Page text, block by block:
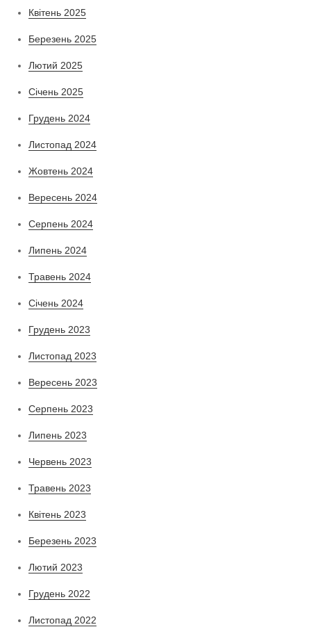
Квітень 2025
Березень 2025
Лютий 2025
Січень 2025
Грудень 2024
Листопад 2024
Жовтень 2024
Вересень 2024
Серпень 2024
Липень 2024
Травень 2024
Січень 2024
Грудень 2023
Листопад 2023
Вересень 2023
Серпень 2023
Липень 2023
Червень 2023
Травень 2023
Квітень 2023
Березень 2023
Лютий 2023
Грудень 2022
Листопад 2022